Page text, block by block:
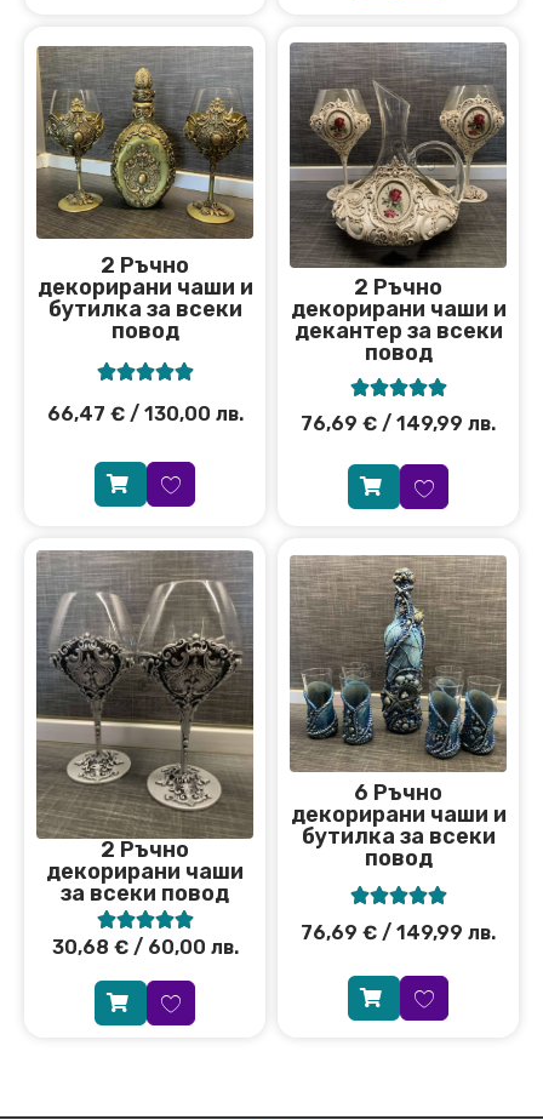
2 Ръчно
декорирани чаши и
бутилка за всеки
повод

66,47 €/ 130,00 лв.
2 Ръчно
декорирани чаши и
декантер за всеки
повод

76,69 € / 149,99 лв.
2 Ръчно
декорирани чаши
за всеки повод

30,68 €/ 60,00 лв.
6 Ръчно
декорирани чаши и
бутилка за всеки
повод

76,69 € / 149,99 лв.